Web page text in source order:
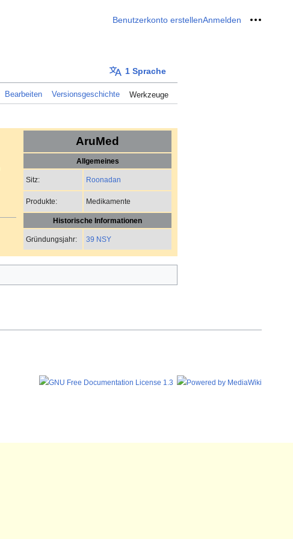
Benutzerkonto erstellenAnmelden Meine
1 Sprache
Bearbeiten Versionsgeschichte Werkzeuge
AruMed
Allgemeines
Sitz: Roonadan
Produkte: Medikamente
Historische Informationen
Gründungsjahr: 39 NSY